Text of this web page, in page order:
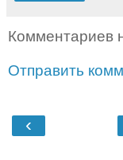
Комментариев
Отправить
‹